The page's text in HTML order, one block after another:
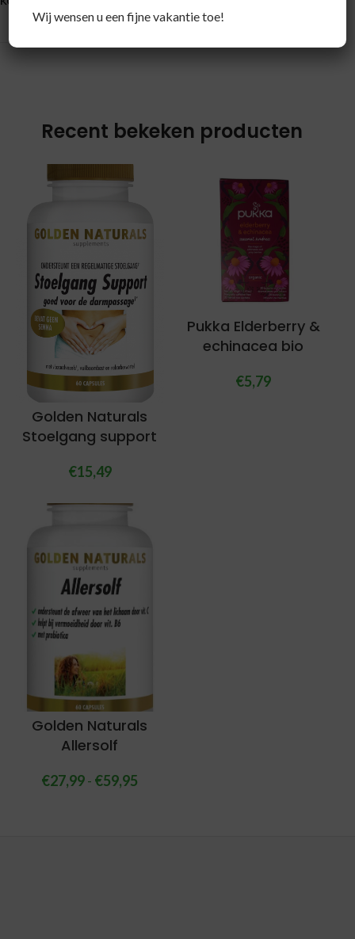
Recent bekeken producten
Golden Naturals
Stoelgang support
€15,49
Pukka Elderberry &
echinacea bio
€5,79
Golden Naturals
Allersolf
€27,99- €59,95
Wij wensen u een fijne vakantie toe!